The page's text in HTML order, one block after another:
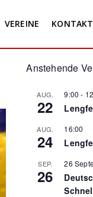
VEREINE KONTAKT
Anstehende
AUG.
22
9:00 -
AUG.
24
16:00
SEP.
26
26